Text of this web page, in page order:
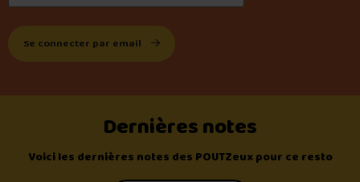
Se connecter par email
Dernières notes
Voici les dernières notes des POUTZeux pour ce resto